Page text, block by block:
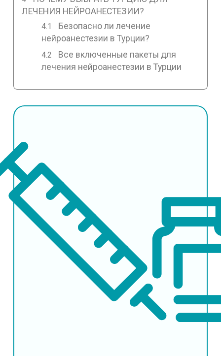
ЛЕЧЕНИЯ НЕЙРОАНЕСТЕЗИИ?
Безопасно ли лечение
нейроанестезии в Турции?
Все включенные пакеты для
лечения нейроанестезии в Турции